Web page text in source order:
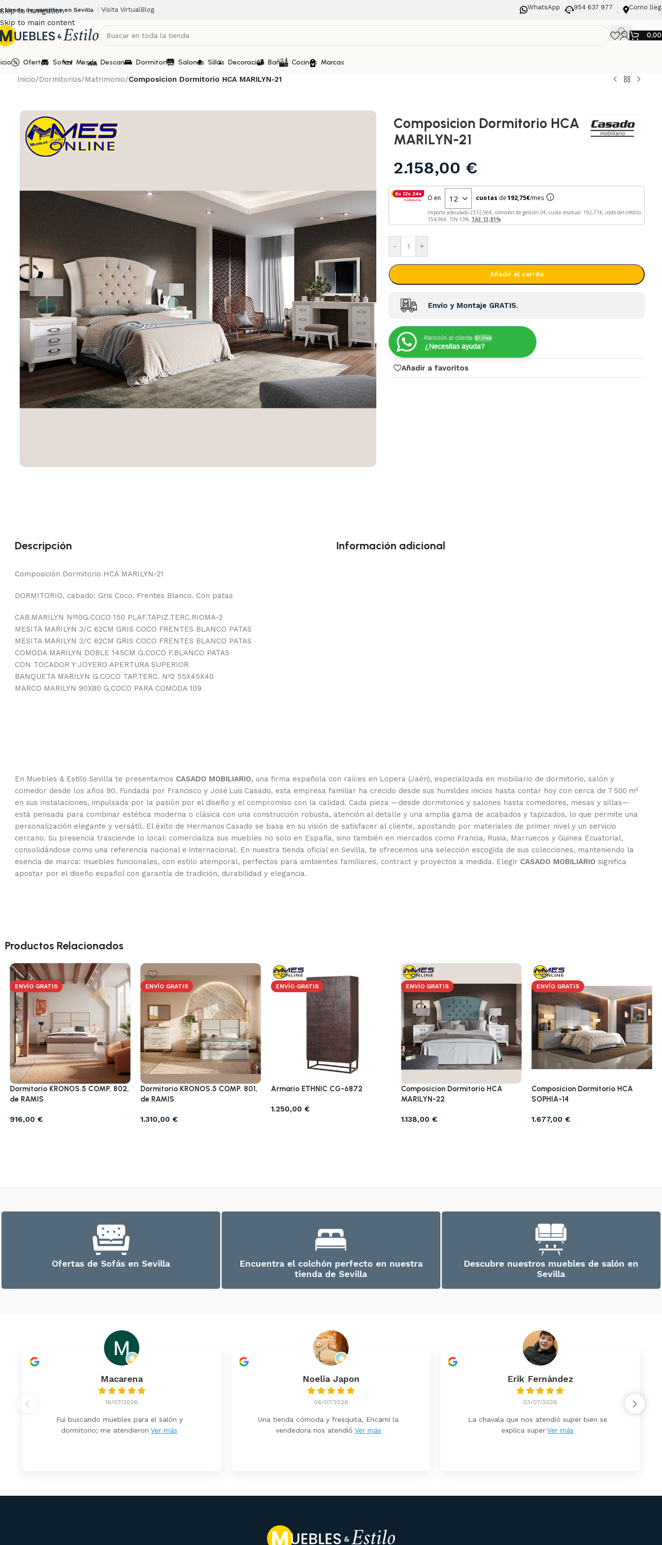
Skip to navigation
Skip to main content
tienda de muebles en Sevilla Visita VirtualBlog WhatsApp 954 637 977 Como
Ofertas Sofás Mesas Descanso Dormitorios Salones Sillas Decoración Baños Cocinas Marcas
Inicio/Dormitorios/Matrimonio/Composicion Dormitorio HCA MARILYN-21
Composicion Dormitorio HCA
MARILYN-21
2.158,00 €
O en cuotas de192,75€/mes i
Importe adeudado 2312,96 €, comisión de gestión 0 €, cuota residual: 192,71
€, coste del crédito:
154,96€. TIN 13%. TAE 13,81%
- +
Añadir al carrito
Envío y Montaje GRATIS.
Atención al cliente En línea
¿Necesitas ayuda?
Añadir a favoritos
Descripción
Composición Dormitorio HCA MARILYN-21
DORMITORIO, cabado: Gris Coco. Frentes Blanco. Con patas
CAB.MARILYN Nº10G.COCO 150 PLAF.TAPIZ.TERC.RIOMA-2
MESITA MARILYN 3/C 62CM GRIS COCO FRENTES BLANCO PATAS
MESITA MARILYN 3/C 62CM GRIS COCO FRENTES BLANCO PATAS
COMODA MARILYN DOBLE 145CM G.COCO F.BLANCO PATAS
CON TOCADOR Y JOYERO APERTURA SUPERIOR
BANQUETA MARILYN G.COCO TAP.TERC. Nº2 55X45X40
MARCO MARILYN 90X80 G.COCO PARA COMODA 109
Información adicional
En Muebles & Estilo Sevilla te presentamos CASADO MOBILIARIO, una firma española con raíces en Lopera (Jaén), especializada en mobiliario de dormitorio, salón y
comedor desde los años 90. Fundada por Francisco y José Luis Casado, esta empresa familiar ha crecido desde sus humildes inicios hasta contar hoy con cerca de 7 500 m²
en sus instalaciones, impulsada por la pasión por el diseño y el compromiso con la calidad. Cada pieza —desde dormitorios y salones hasta comedores, mesas y sillas—
está pensada para combinar estética moderna o clásica con una construcción robusta, atención al detalle y una amplia gama de acabados y tapizados, lo que permite una
personalización elegante y versátil. El éxito de Hermanos Casado se basa en su visión de satisfacer al cliente, apostando por materiales de primer nivel y un servicio
cercano. Su presencia trasciende lo local: comercializa sus muebles no solo en España, sino también en mercados como Francia, Rusia, Marruecos y Guinea Ecuatorial,
consolidándose como una referencia nacional e internacional. En nuestra tienda oficial en Sevilla, te ofrecemos una selección escogida de sus colecciones, manteniendo la
esencia de marca: muebles funcionales, con estilo atemporal, perfectos para ambientes familiares, contract y proyectos a medida. Elegir CASADO MOBILIARIO significa
apostar por el diseño español con garantía de tradición, durabilidad y elegancia.
Productos Relacionados
ENVÍO GRATIS
Dormitorio KRONOS.5 COMP. 802,
de RAMIS
916,00 €
ENVÍO GRATIS
Dormitorio KRONOS.5 COMP. 801,
de RAMIS
1.310,00 €
ENVÍO GRATIS
Armario ETHNIC CG-6872
1.250,00 €
ENVÍO GRATIS
Composicion Dormitorio HCA
MARILYN-22
1.138,00€
ENVÍO GRATIS
Composicion Dormitorio HCA
SOPHIA-14
1.677,00€
Ofertas de Sofás en Sevilla
Encuentra el colchón perfecto en nuestra
tienda de Sevilla
Descubre nuestros muebles de salón en
Sevilla
Macarena
16/07/2026
Fui buscando muebles para el salón y
dormitorio; me atendieron Ver más
Noelia Japon
06/07/2026
Una tienda cómoda y fresquita, Encarni la
vendedora nos atendió Ver más
Erik Fernández
03/07/2026
La chavala que nos atendió super bien se
explica super Ver más